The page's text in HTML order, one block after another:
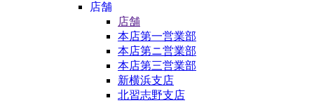
店舗
店舗
本店第一営業部
本店第ニ営業部
本店第三営業部
新横浜支店
北習志野支店